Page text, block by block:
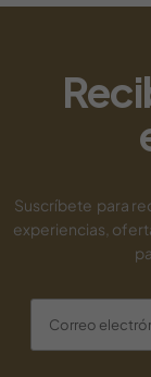
Suscríbete para
experiencias,